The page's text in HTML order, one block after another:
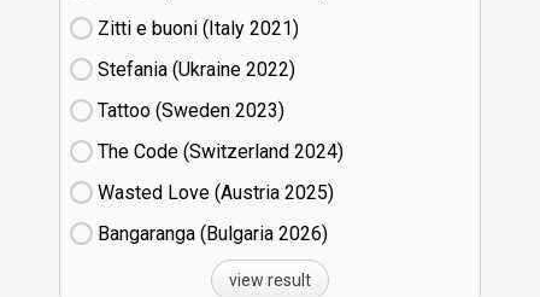
Zitti e buoni​ (Italy
21)
Stefania (Ukraine
22)
Tattoo (Sweden
23)
The Code (Switzerland
24)
Wasted Love (Austria
25)
Bangaranga (Bulgaria
26)
view result